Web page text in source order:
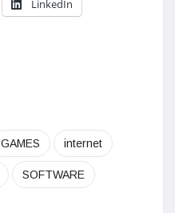
LinkedIn
GAMES internet
SOFTWARE